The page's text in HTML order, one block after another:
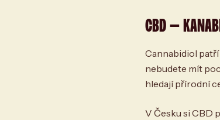
CBD —
Cannabidiol
nebudete mít
hledají přírodní
V Česku si CBD